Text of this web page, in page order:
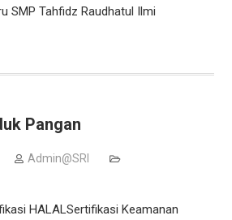
SMP Tahfidz Raudhatul Ilmi
Pangan
Admin@SRI
HALALSertifikasi Keamanan